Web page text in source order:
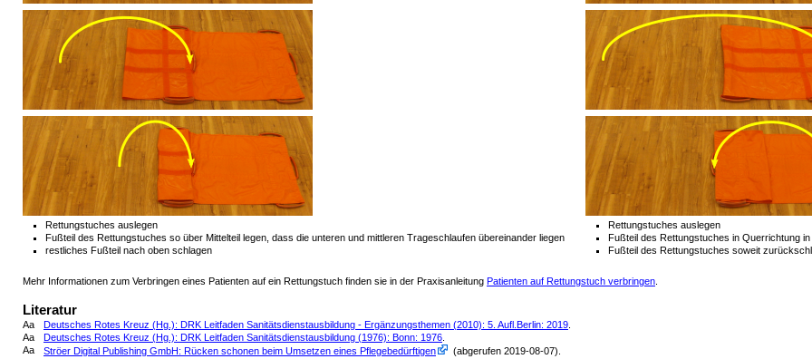
Rettungstuches auslegen
Fußteil des Rettungstuches so über Mittelteil legen, dass die unteren und mittleren Trageschlaufen übereinander liegen
restliches Fußteil nach oben schlagen
Rettungstuches auslegen
Fußteil des Rettungstuches in Querrichtung
Fußteil des Rettungstuches soweit
Mehr Informationen zum Verbringen eines Patienten auf ein Rettungstuch finden sie in der Praxisanleitung Patienten auf Rettungstuch verbringen.
Literatur
Aa Deutsches Rotes Kreuz (Hg.): DRK Leitfaden Sanitätsdienstausbildung - Ergänzungsthemen (2010): 5. Aufl.Berlin: 2019
Aa
Deutsches Rotes Kreuz (Hg.): DRK Leitfaden Sanitätsdienstausbildung (1976): Bonn: 1976
Aa
Ströer Digital Publishing GmbH: Rücken schonen beim Umsetzen eines Pflegebedürftigen (abgerufen 2019-08-07)